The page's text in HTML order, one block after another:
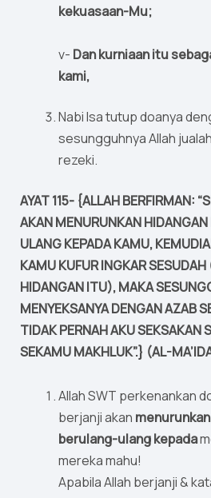
kekuasaan-Mu;
v- Dan kurniaan itu
kami,
Nabi Isa tutup doanya
sesungguhnya Allah
rezeki.
AYAT 115- {ALLAH BERFIRMAN:
AKAN MENURUNKAN
ULANG KEPADA KAMU,
KAMU KUFUR INGKAR
HIDANGAN ITU), MAKA
MENYEKSANYA DENGAN AZAB
TIDAK PERNAH AKU SEKSAKAN
SEKAMU MAKHLUK”.} (AL-
Allah SWT perkenankan
berjanji akan
berulang-ulang kepada
mereka mahu!
Apabila Allah berjanji &